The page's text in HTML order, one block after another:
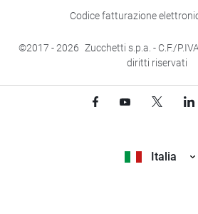
©2017- 2026 Zucchetti s.p.a. - C.F./
diritti riservati
Codice fatturazione
Italia